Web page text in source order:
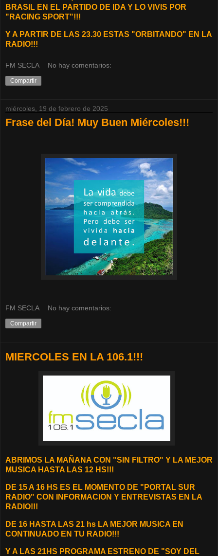
BRASIL EN EL PARTIDO DE IDA Y LO VIVIS POR
"RACING SPORT"!!!
Y A PARTIR DE LAS 23.30 ESTAS "ORBITANDO" EN LA
RADIO!!!
FM SECLA No hay comentarios:
Compartir
miércoles, 19 de febrero de 2025
Frase del Día! Muy Buen Miércoles!!!
FM SECLA No hay comentarios:
Compartir
MIERCOLES EN LA 106.1!!!
ABRIMOS LA MAÑANA CON "SIN FILTRO" Y LA MEJOR
MUSICA HASTA LAS 12 HS!!!
DE 15 A 16 HS ES EL MOMENTO DE "PORTAL SUR
RADIO" CON INFORMACION Y ENTREVISTAS EN LA
RADIO!!!
DE 16 HASTA LAS 21 hs LA MEJOR MUSICA EN
CONTINUADO EN TU RADIO!!!
Y A LAS 21HS PROGRAMA ESTRENO DE "SOY DEL